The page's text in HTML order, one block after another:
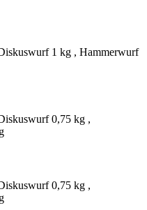
1 kg , Hammerwurf
0,75 kg ,
0,75 kg ,